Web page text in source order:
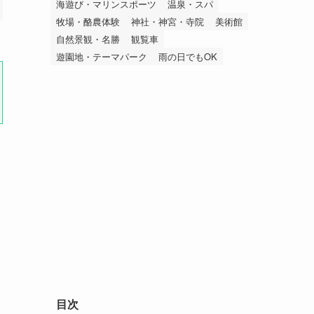
海遊び・マリンスポーツ
温泉・スパ
牧場・酪農体験
神社・神宮・寺院
美術館
自然景観・名勝
観覧車
遊園地・テーマパーク
雨の日でもOK
目次